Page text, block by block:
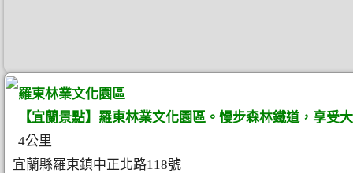
羅東林業文化園區
【宜蘭景點】羅東林業文化園區。慢步森林鐵道，享受
4公里
宜蘭縣羅東鎮中正北路118號